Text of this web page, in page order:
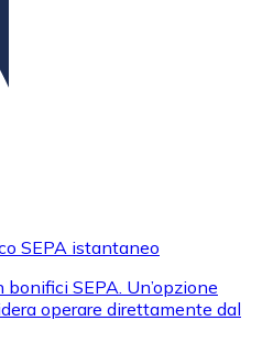
SEPA istantaneo
SEPA. Un’opzione
operare direttamente dal